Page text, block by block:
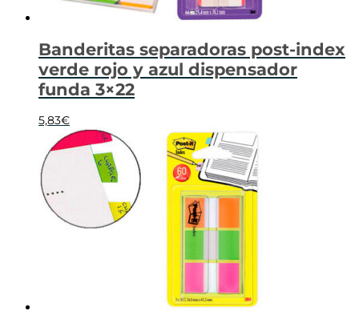
Banderitas separadoras post-index
verde rojo y azul dispensador
funda 3×22
5,83€